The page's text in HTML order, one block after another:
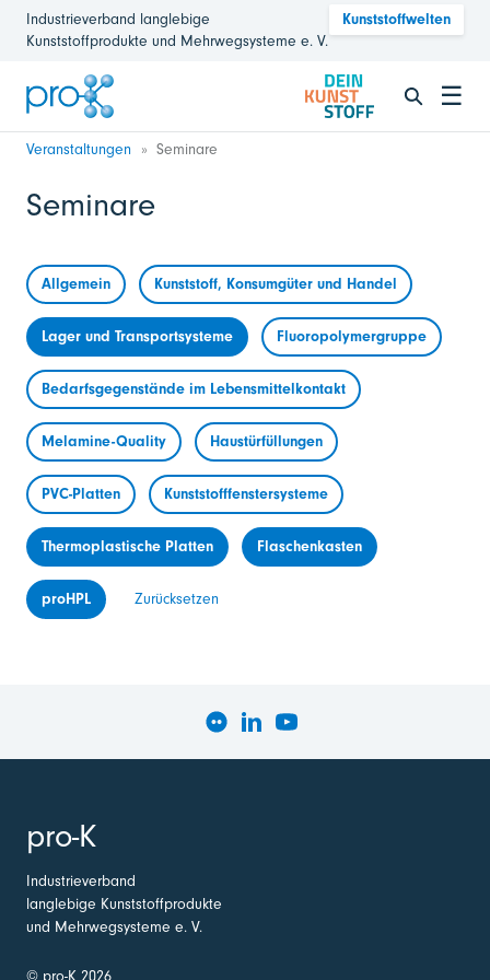
Industrieverband langlebige
Kunststoffprodukte und Mehrwegsysteme e. V.
Kunststoffwelten
☰
Veranstaltungen Seminare
Seminare
Allgemein Kunststoff, Konsumgüter und Handel
Lager und Transportsysteme Fluoropolymergruppe
Bedarfsgegenstände im Lebensmittelkontakt
Melamine-Quality Haustürfüllungen
PVC-Platten Kunststofffenstersysteme
Thermoplastische Platten Flaschenkasten
proHPL Zurücksetzen
pro-K
Industrieverband
langlebige Kunststoffprodukte
und Mehrwegsysteme e. V.
© pro-K 2026